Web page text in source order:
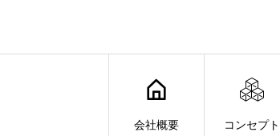
会社概要 コンセプト